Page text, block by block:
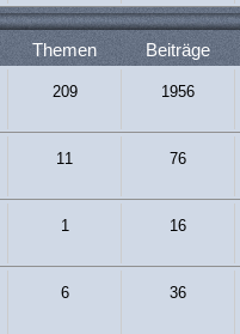
Themen Beiträge
209 1956
11 76
1 16
6 36